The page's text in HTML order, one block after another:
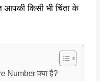
आपकी किसी भी चिंता के
Number क्या है?